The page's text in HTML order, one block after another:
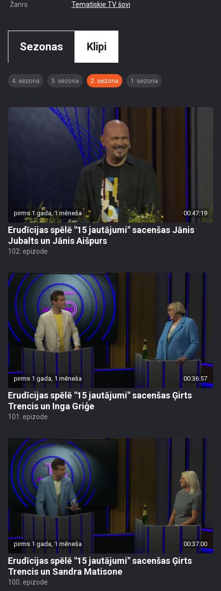
Žanrs Tematiskie TV šovi
Sezonas Klipi
4. sezona 3. sezona 2. sezona 1. sezona
pirms 1 gada, 1 mēneša 00:47:19
Erudīcijas spēlē "15 jautājumi" sacenšas Jānis
Jubalts un Jānis Aišpurs
102. epizode
pirms 1 gada, 1 mēneša 00:36:57
Erudīcijas spēlē "15 jautājumi" sacenšas Ģirts
Trencis un Inga Griģe
101. epizode
pirms 1 gada, 1 mēneša 00:37:00
Erudīcijas spēlē "15 jautājumi" sacenšas Ģirts
Trencis un Sandra Matisone
100. epizode